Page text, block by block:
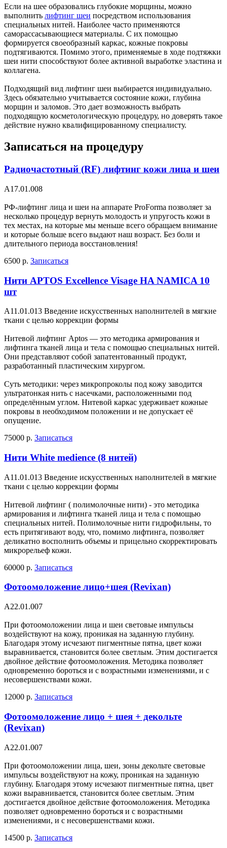
Если на шее образовались глубокие морщины, можно
выполнить лифтинг шеи посредством использования
специальных нитей. Наиболее часто применяются
саморассасывающиеся материалы. С их помощью
формируется своеобразный каркас, кожные покровы
подтягиваются. Помимо этого, применяемые в ходе подтяжки
шеи нити способствуют более активной выработке эластина и
коллагена.
Подходящий вид лифтинг шеи выбирается индивидуально.
Здесь обязательно учитывается состояние кожи, глубина
морщин и заломов. Это дает возможность выбрать
подходящую косметологическую процедуру, но доверять такое
действие нужно квалифицированному специалисту.
Записаться на процедуру
Радиочастотный (RF) лифтинг кожи лица и шеи
A17.01.008
РФ-лифтинг лица и шеи на аппарате ProForma позволяет за
несколько процедур вернуть молодость и упругость кожи в
тех местах, на которые мы меньше всего обращаем внимание
и которые больше всего выдают наш возраст. Без боли и
длительного периода восстановления!
6500 р. Записаться
Нити APTOS Excellence Visage HA NAMICA 10
шт
A11.01.013 Введение искусственных наполнителей в мягкие
ткани с целью коррекции формы
Нитевой лифтинг Aptos — это методика армирования и
лифтинга тканей лица и тела с помощью специальных нитей.
Они представляют собой запатентованный продукт,
разработанный пластическим хирургом.
Суть методики: через микропроколы под кожу заводится
ультратонкая нить с насечками, расположенными под
определённым углом. Нитевой каркас удерживает кожные
покровы в необходимом положении и не допускает её
опущение.
75000 р. Записаться
Нити White medience (8 нитей)
A11.01.013 Введение искусственных наполнителей в мягкие
ткани с целью коррекции формы
Нитевой лифтинг ( полимолочные нити) - это методика
армирования и лифтинга тканей лица и тела с помощью
специальных нитей. Полимолочные нити гидрофильны, то
есть притягивают воду, что, помимо лифтинга, позволяет
деликатно восполнить объемы и прицельно скорректировать
микрорельеф кожи.
60000 р. Записаться
Фотоомоложение лицо+шея (Revixan)
А22.01.007
При фотоомоложении лица и шеи световые импульсы
воздействуют на кожу, проникая на заданную глубину.
Благодаря этому исчезают пигментные пятна, цвет кожи
выравнивается, становится более светлым. Этим достигается
двойное действие фотоомоложения. Методика позволяет
одновременно бороться и с возрастными изменениями, и с
несовершенствами кожи.
12000 р. Записаться
Фотоомоложение лицо + шея + декольте
(Revixan)
А22.01.007
При фотоомоложении лица, шеи, зоны декольте световые
импульсы воздействуют на кожу, проникая на заданную
глубину. Благодаря этому исчезают пигментные пятна, цвет
кожи выравнивается, становится более светлым. Этим
достигается двойное действие фотоомоложения. Методика
позволяет одновременно бороться и с возрастными
изменениями, и с несовершенствами кожи.
14500 р. Записаться